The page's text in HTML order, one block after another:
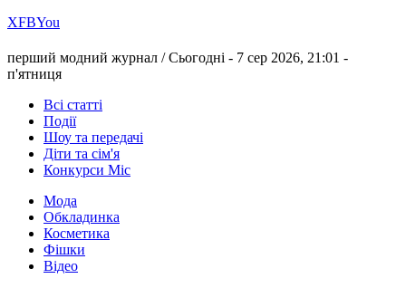
ХFBYou
перший модний журнал /Сьогодні - 7 сер 2026, 21:01 -
п'ятниця
Всі статті
Події
Шоу та передачі
Діти та сім'я
Конкурси Міс
Мода
Обкладинка
Косметика
Фішки
Відео